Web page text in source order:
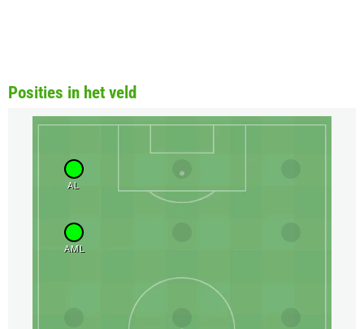
Posities in het veld
AL
AML